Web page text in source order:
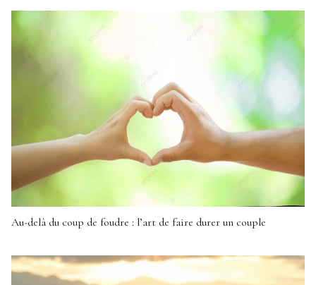
Au-delà du coup de foudre : l’art de faire durer un couple